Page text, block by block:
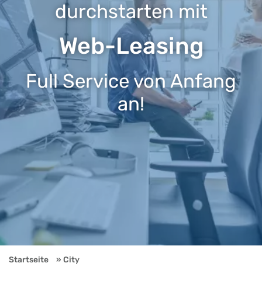
durchstarten mit
Web-Leasing
Full Service von Anfang
an!
Startseite City